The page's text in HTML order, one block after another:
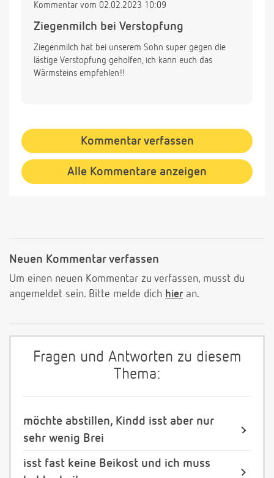
Kommentar vom 02.02.2023 10:09
Ziegenmilch bei Verstopfung
Ziegenmilch hat bei unserem Sohn super gegen die
lästige Verstopfung geholfen, ich kann euch das
Wärmsteins empfehlen!!
Kommentar verfassen
Alle Kommentare anzeigen
Neuen Kommentar verfassen
Um einen neuen Kommentar zu verfassen, musst du
angemeldet sein. Bitte melde dich hier an.
Fragen und Antworten zu diesem
Thema:
möchte abstillen, Kindd isst aber nur
sehr wenig Brei
isst fast keine Beikost und ich muss